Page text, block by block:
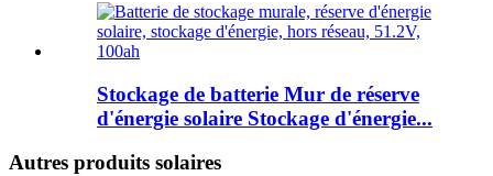
Stockage de batterie Mur de réserve
d'énergie solaire Stockage d'énergie...
Autres produits solaires